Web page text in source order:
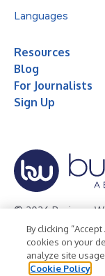
Languages
Resources
Blog
For Journalists
Sign Up
© 2026 Business
Privacy Policy
Terms of Use
By clicking
cookies on your
analyze site
Cookie Policy